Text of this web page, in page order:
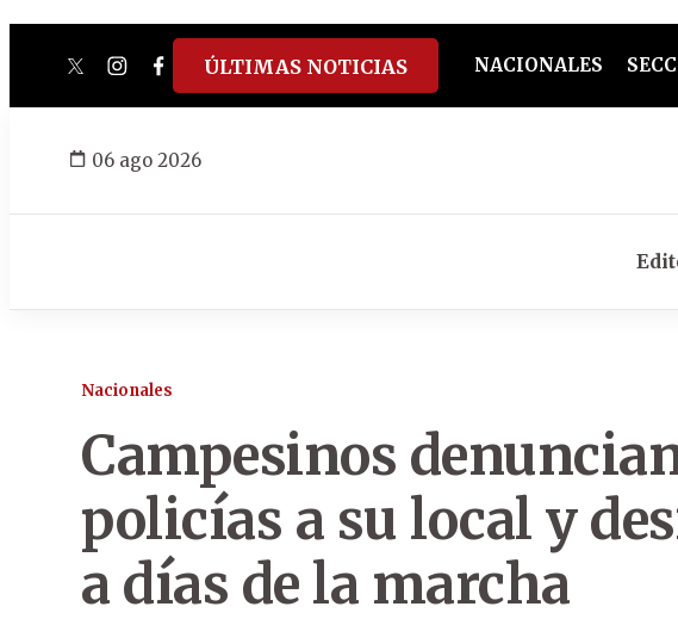
twitterinstagram
facebook
tiktokyoutube
spotify
ÚLTIMAS NOTICIAS NACIONALES
06 ago 2026
Nacionales
Campesinos
policías a su local y
a días de la marcha